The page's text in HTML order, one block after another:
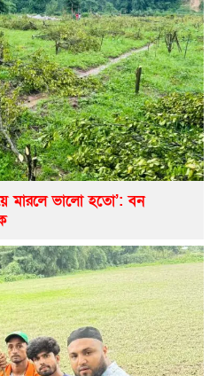
মারলে ভালো হতো’: বন